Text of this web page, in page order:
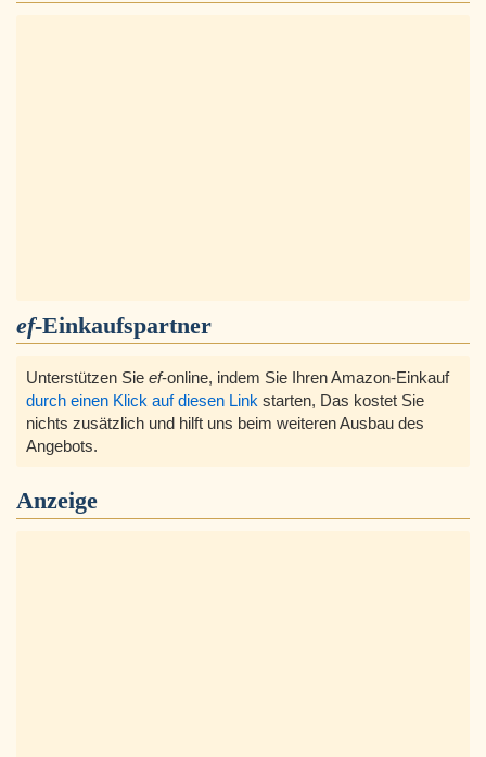
ef-Einkaufspartner
Unterstützen Sie ef-online, indem Sie Ihren Amazon-Einkauf
durch einen Klick auf diesen Link starten, Das kostet Sie
nichts zusätzlich und hilft uns beim weiteren Ausbau des
Angebots.
Anzeige